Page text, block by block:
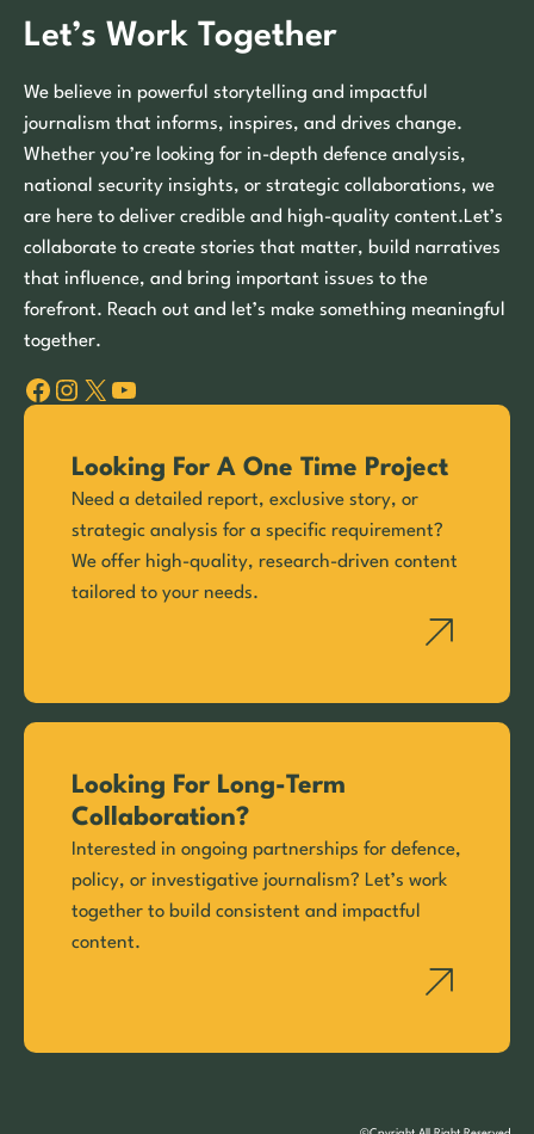
Let’s Work Together
We believe in powerful storytelling and impactful
journalism that informs, inspires, and drives change.
Whether you’re looking for in-depth defence analysis,
national security insights, or strategic collaborations, we
are here to deliver credible and high-quality content.Let’s
collaborate to create stories that matter, build narratives
that influence, and bring important issues to the
forefront. Reach out and let’s make something meaningful
together.
Facebook Instagram X YouTube
Looking For A One Time Project
Need a detailed report, exclusive story, or
strategic analysis for a specific requirement?
We offer high-quality, research-driven content
tailored to your needs.
Looking For Long-Term
Collaboration?
Interested in ongoing partnerships for defence,
policy, or investigative journalism? Let’s work
together to build consistent and impactful
content.